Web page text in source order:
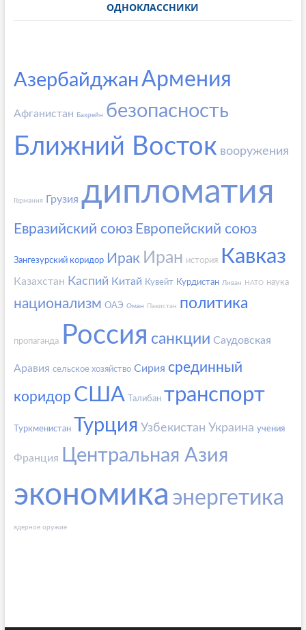
ОДНОКЛАССНИКИ
АзербайджанАрмения
Афганистан Бахрейн безопасность
Ближний Восток вооружения
Германия Грузия дипломатия
Евразийский союз Европейский союз
Зангезурский коридор Ирак Иран история Кавказ
Казахстан Каспий Китай Кувейт Курдистан Ливан НАТО наука
национализм ОАЭ Оман Пакистан политика
пропаганда Россия санкции Саудовская
Аравия сельское хозяйство Сирия срединный
коридор США Талибан транспорт
Туркменистан Турция Узбекистан Украина учения
Франция Центральная Азия
экономика энергетика
ядерное оружие